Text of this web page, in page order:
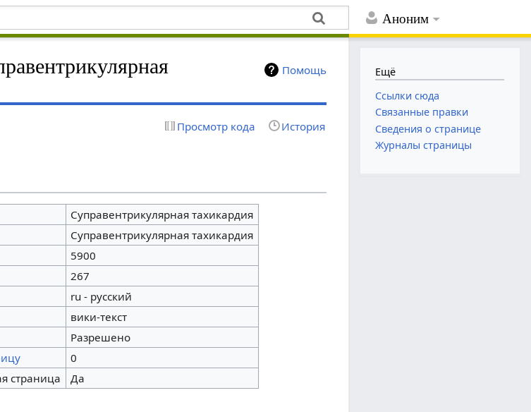
Аноним
Помощь
Просмотр кода История
Суправентрикулярная тахикардия
Суправентрикулярная тахикардия
5900
267
ru - русский
вики-текст
Разрешено
0
страница
Да
Ещё
Ссылки сюда
Связанные правки
Сведения о странице
Журналы страницы